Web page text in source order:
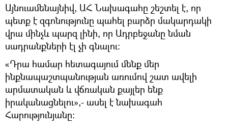
Այնուամենայնիվ, ԱՀ Նախագահը շեշտել է, որ
պետք է զգոնությունը պահել բարձր մակարդակի
վրա մինչև պարզ լինի, որ Ադրբեջանը նման
սադրանքների էլ չի գնալու:
«Դրա համար հետագայում մենք մեր
ինքնապաշտպանության առումով շատ ավելի
արմատական և վճռական քայլեր ենք
իրականացնելու»,- ասել է նախագահ
Հարությունյանը: